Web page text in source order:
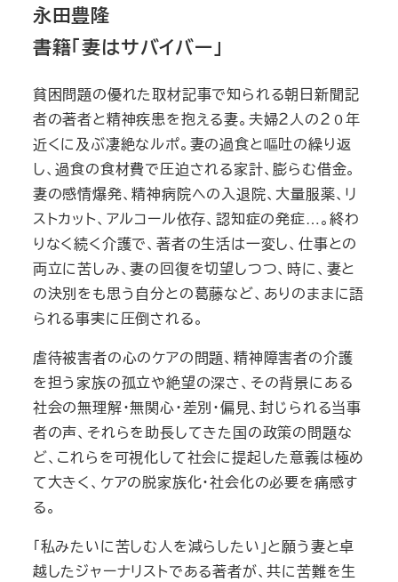
永田豊隆
書籍「妻はサバイバー」
貧困問題の優れた取材記事で知られる朝日新聞記
者の著者と精神疾患を抱える妻。夫婦２人の２０年
近くに及ぶ凄絶なルポ。妻の過食と嘔吐の繰り返
し、過食の食材費で圧迫される家計、膨らむ借金。
妻の感情爆発、精神病院への入退院、大量服薬、リ
ストカット、アルコール依存、認知症の発症…。終わ
りなく続く介護で、著者の生活は一変し、仕事との
両立に苦しみ、妻の回復を切望しつつ、時に、妻と
の決別をも思う自分との葛藤など、ありのままに語
られる事実に圧倒される。
虐待被害者の心のケアの問題、精神障害者の介護
を担う家族の孤立や絶望の深さ、その背景にある
社会の無理解・無関心・差別・偏見、封じられる当事
者の声、それらを助長してきた国の政策の問題な
ど、これらを可視化して社会に提起した意義は極め
て大きく、ケアの脱家族化・社会化の必要を痛感す
る。
「私みたいに苦しむ人を減らしたい」と願う妻と卓
越したジャーナリストである著者が、共に苦難を生